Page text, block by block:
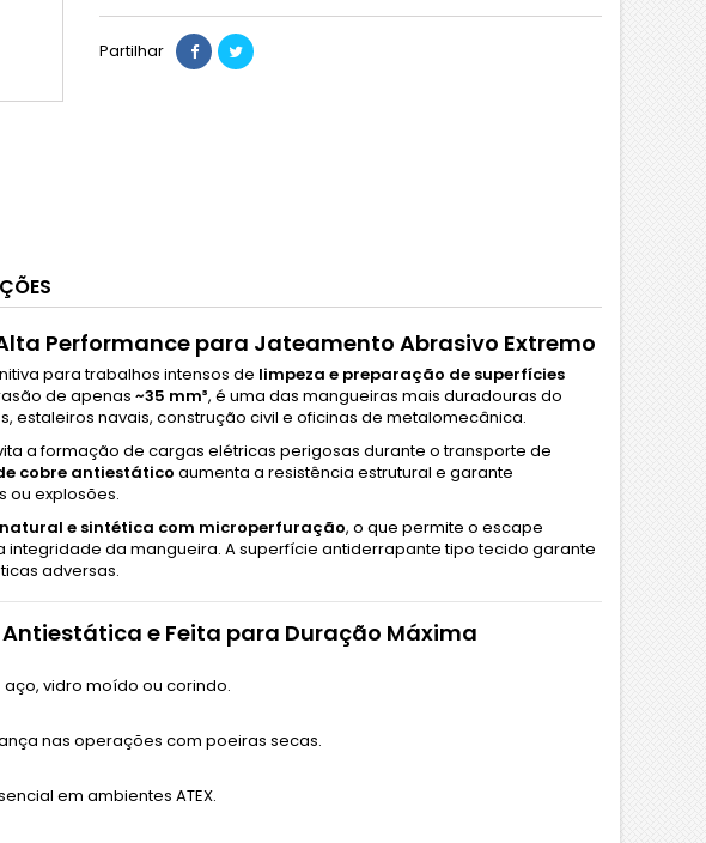
Partilhar
Performance para Jateamento Abrasivo Extremo
para trabalhos intensos de limpeza e preparação de superfícies
de apenas ~35 mm³, é uma das mangueiras mais duradouras do
estaleiros navais, construção civil e oficinas de metalomecânica.
a formação de cargas elétricas perigosas durante o transporte de
cobre antiestático aumenta a resistência estrutural e garante
ou explosões.
e sintética com microperfuração, o que permite o escape
da mangueira. A superfície antiderrapante tipo tecido garante
adversas.
e Feita para Duração Máxima
vidro moído ou corindo.
nas operações com poeiras secas.
em ambientes ATEX.